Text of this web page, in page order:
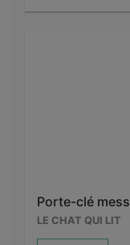
Porte-clé
LE CHAT QUI LIT